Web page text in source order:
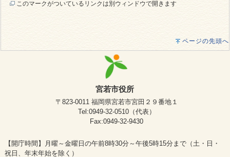
このマークがついているリンクは別ウィンドウで開きます
ページの先頭へ
宮若市役所
〒823-0011 福岡県宮若市宮田２９番地１
Tel:0949-32-0510（代表）
Fax:0949-32-9430
【開庁時間】月曜～金曜日の午前8時30分～午後5時15分まで（土・日・
祝日、年末年始を除く）